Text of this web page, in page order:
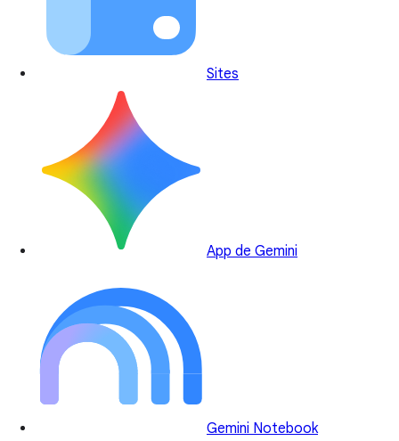
Sites
App de Gemini
Gemini Notebook